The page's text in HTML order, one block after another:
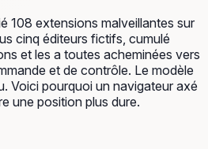
108 extensions malveillantes sur
cinq éditeurs fictifs, cumulé
et les a toutes acheminées vers
et de contrôle. Le modèle
Voici pourquoi un navigateur axé
une position plus dure.